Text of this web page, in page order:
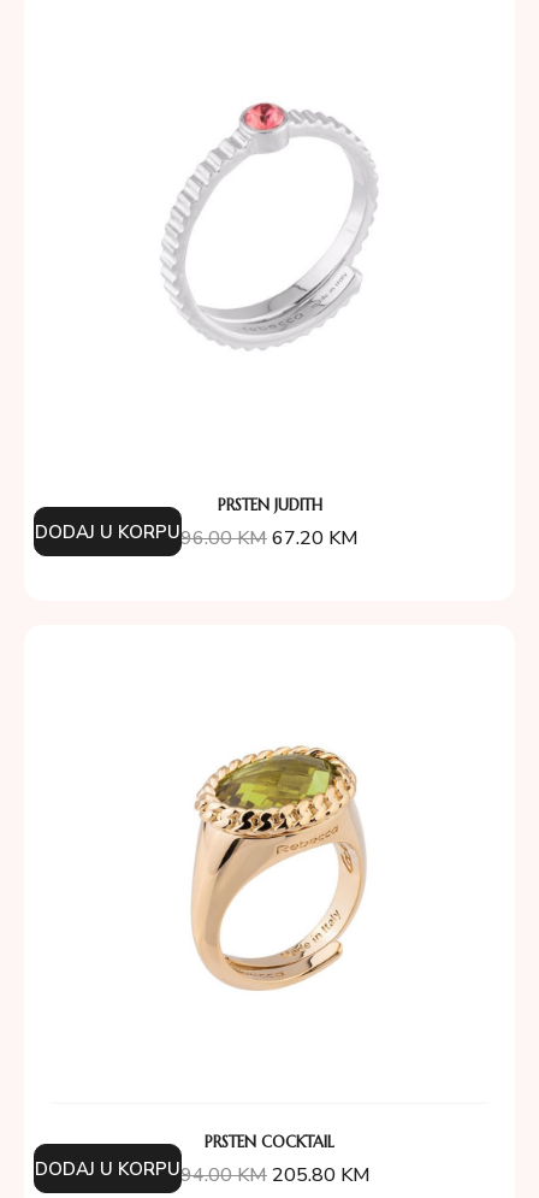
PRSTEN JUDITH
96.00KM67.20 KM
DODAJ U KORPU
PRSTEN COCKTAIL
294.00KM 205.80 KM
DODAJ U KORPU